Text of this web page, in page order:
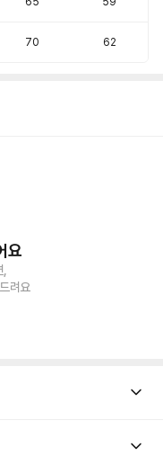
70 62
요
려요
2026